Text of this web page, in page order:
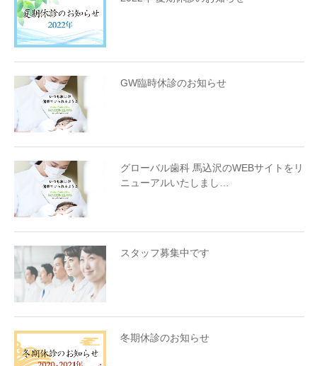
GW臨時休診のお知らせ
グローバル歯科 馬込沢のWEBサイトをリ
ニューアルいたしまし…
スタッフ募集中です
冬期休診のお知らせ